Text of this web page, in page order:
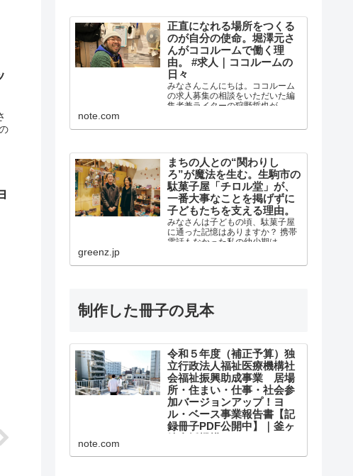
正直になれる場所をつくる
のが自分の使命。堀澤元さ
んがココルームで働く理
由。 #求人｜ココルームの
日々
みなさんこんにちは。ココルーム
の求人募集の相談をいただいた編
集者兼ライターの狩野哲也が、コ
つ人が広がればと思っています...
note.com
まちの人との“関わりし
ろ”が魔法を生む。生駒市の
駄菓子屋「チロル堂」が、
一番大事なことを掲げずに
子どもたちを支える理由。
みなさんは子どもの頃、駄菓子屋
に通った記憶はありますか？ 携帯
電話もなかった私の幼少期は、駄
greenz.jp
制作した冊子の見本
令和５年度（補正予算）独
立行政法人福祉医療機構社
会福祉振興助成事業 居場
所・住まい・仕事・社会参
加バージョンアップ！ヨ
ル・ベース事業報告書【記
録冊子PDF公開中】｜釜ヶ
法人福祉医療機構社会福祉振興助
note.com